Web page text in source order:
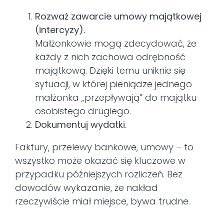
Rozważ zawarcie umowy majątkowej
(intercyzy).
Małżonkowie mogą zdecydować, że
każdy z nich zachowa odrębność
majątkową. Dzięki temu uniknie się
sytuacji, w której pieniądze jednego
małżonka „przepływają” do majątku
osobistego drugiego.
Dokumentuj wydatki.
Faktury, przelewy bankowe, umowy – to
wszystko może okazać się kluczowe w
przypadku późniejszych rozliczeń. Bez
dowodów wykazanie, że nakład
rzeczywiście miał miejsce, bywa trudne.